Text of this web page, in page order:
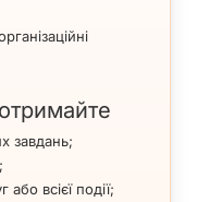
завдань;
всієї події;